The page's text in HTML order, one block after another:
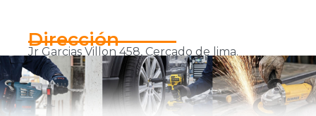
Dirección
Jr Garcias Villon 458, Cercado de lima.